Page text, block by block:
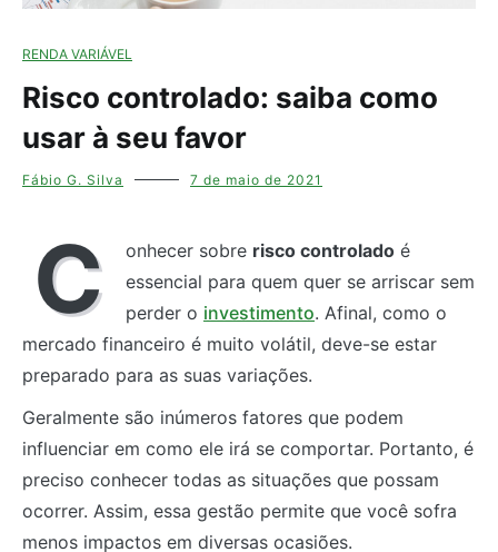
RENDA VARIÁVEL
Risco controlado: saiba como
usar à seu favor
Fábio G. Silva 7 de maio de 2021
C onhecer sobre risco controlado é
essencial para quem quer se arriscar sem
perder o investimento. Afinal, como o
mercado financeiro é muito volátil, deve-se estar
preparado para as suas variações.
Geralmente são inúmeros fatores que podem
influenciar em como ele irá se comportar. Portanto, é
preciso conhecer todas as situações que possam
ocorrer. Assim, essa gestão permite que você sofra
menos impactos em diversas ocasiões.